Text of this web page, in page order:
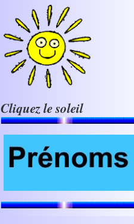
Cliquez le soleil